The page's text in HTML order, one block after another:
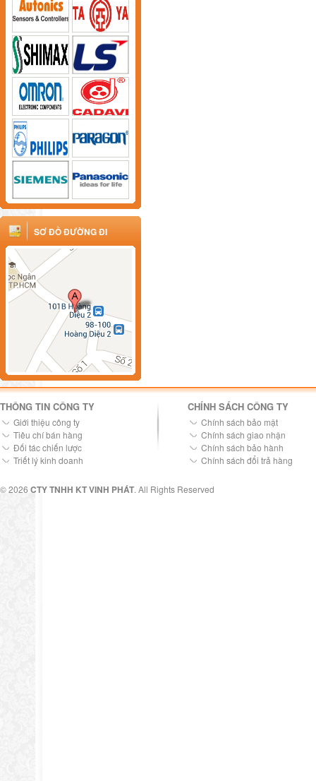
SƠ ĐỒ ĐƯỜNG ĐI
THÔNG TIN CÔNG TY
Giới thiệu công ty
Tiêu chí bán hàng
Đối tác chiến lược
Triết lý kinh doanh
CHÍNH SÁCH CÔNG TY
Chính sách bảo mật
Chính sách giao nhận
Chính sách bảo hành
Chính sách đổi trả hàng
© 2026 CTY TNHH KT VINH PHÁT. All Rights Reserved